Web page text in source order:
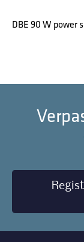
DBE 90 W power